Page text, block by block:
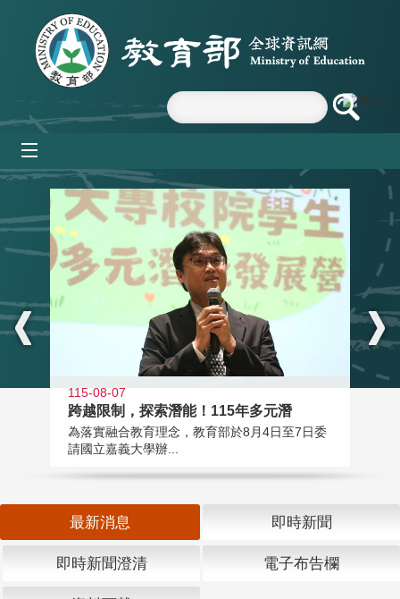
跳到主要內容區塊
:::
115-08-07
跨越限制，探索潛能！115年多元潛
為落實融合教育理念，教育部於8月4日至7日委
請國立嘉義大學辦...
最新消息 即時新聞
即時新聞澄清 電子布告欄